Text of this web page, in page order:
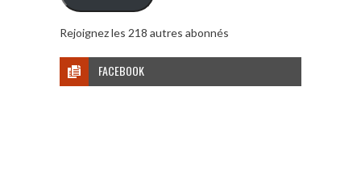
Rejoignez les 218 autres abonnés
FACEBOOK